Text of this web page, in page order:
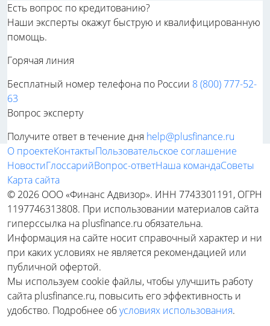
Есть вопрос по кредитованию?
Наши эксперты окажут быструю и квалифицированную
помощь.
Горячая линия
Бесплатный номер телефона по России 8 (800) 777-52-
63
Вопрос эксперту
Получите ответ в течение дня help@plusfinance.ru
О проектеКонтактыПользовательское соглашение
НовостиГлоссарийВопрос-ответНаша командаСоветы
Карта сайта
© 2026 ООО «Финанс Адвизор». ИНН 7743301191, ОГРН
1197746313808. При использовании материалов сайта
гиперссылка на plusfinance.ru обязательна.
Информация на сайте носит справочный характер и ни
при каких условиях не является рекомендацией или
публичной офертой.
Мы используем cookie файлы, чтобы улучшить работу
сайта plusfinance.ru, повысить его эффективность и
удобство. Подробнее обусловиях использования.